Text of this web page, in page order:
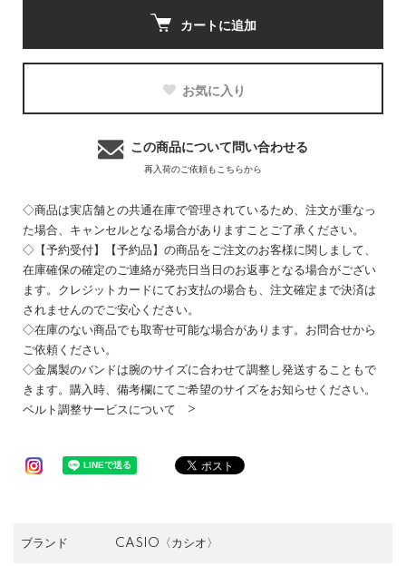
カートに追加
お気に入り
この商品について問い合わせる
再入荷のご依頼もこちらから
◇商品は実店舗との共通在庫で管理されているため、注文が重なっ
た場合、キャンセルとなる場合がありますことご了承ください。
◇【予約受付】【予約品】の商品をご注文のお客様に関しまして、
在庫確保の確定のご連絡が発売日当日のお返事となる場合がござい
ます。クレジットカードにてお支払の場合も、注文確定まで決済は
されませんのでご安心ください。
◇在庫のない商品でも取寄せ可能な場合があります。お問合せから
ご依頼ください。
◇金属製のバンドは腕のサイズに合わせて調整し発送することもで
きます。購入時、備考欄にてご希望のサイズをお知らせください。
ベルト調整サービスについて >
ブランド CASIO〈カシオ〉